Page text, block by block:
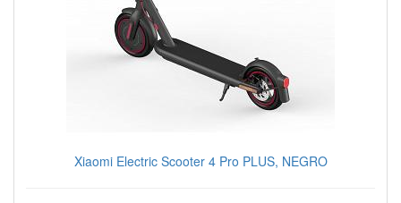
Xiaomi Electric Scooter 4 Pro PLUS, NEGRO